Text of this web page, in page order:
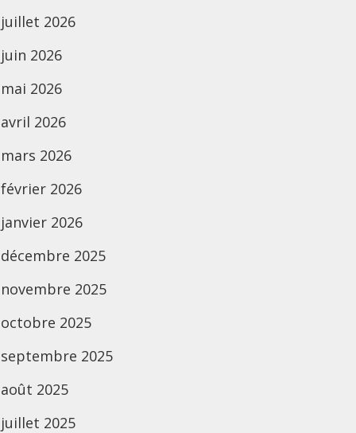
juillet 2026
juin 2026
mai 2026
avril 2026
mars 2026
février 2026
janvier 2026
décembre 2025
novembre 2025
octobre 2025
septembre 2025
août 2025
juillet 2025